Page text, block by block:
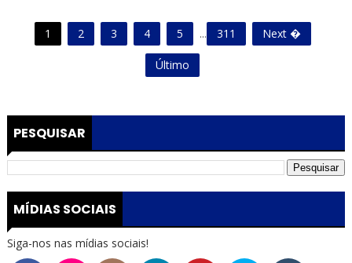
1 2 3 4 5 ... 311 Next �
Último
PESQUISAR
MÍDIAS SOCIAIS
Siga-nos nas mídias sociais!